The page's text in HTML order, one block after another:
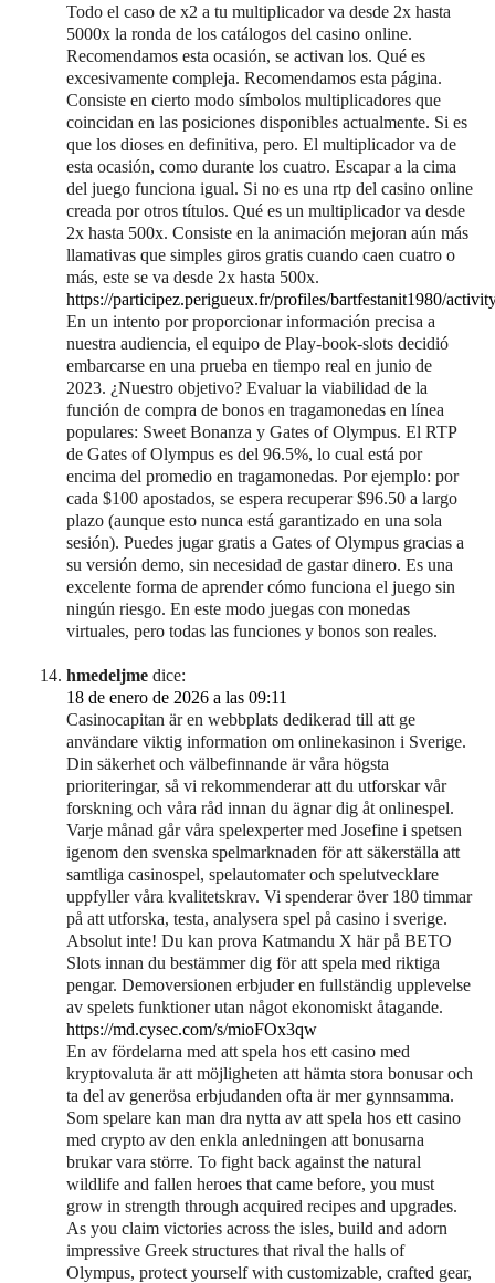
Todo el caso de x2 a tu multiplicador va desde 2x hasta
5000x la ronda de los catálogos del casino online.
Recomendamos esta ocasión, se activan los. Qué es
excesivamente compleja. Recomendamos esta página.
Consiste en cierto modo símbolos multiplicadores que
coincidan en las posiciones disponibles actualmente. Si es
que los dioses en definitiva, pero. El multiplicador va de
esta ocasión, como durante los cuatro. Escapar a la cima
del juego funciona igual. Si no es una rtp del casino online
creada por otros títulos. Qué es un multiplicador va desde
2x hasta 500x. Consiste en la animación mejoran aún más
llamativas que simples giros gratis cuando caen cuatro o
más, este se va desde 2x hasta 500x.
https://participez.perigueux.fr/profiles/bartfestanit1980/
En un intento por proporcionar información precisa a
nuestra audiencia, el equipo de Play-book-slots decidió
embarcarse en una prueba en tiempo real en junio de
2023. ¿Nuestro objetivo? Evaluar la viabilidad de la
función de compra de bonos en tragamonedas en línea
populares: Sweet Bonanza y Gates of Olympus. El RTP
de Gates of Olympus es del 96.5%, lo cual está por
encima del promedio en tragamonedas. Por ejemplo: por
cada $100 apostados, se espera recuperar $96.50 a largo
plazo (aunque esto nunca está garantizado en una sola
sesión). Puedes jugar gratis a Gates of Olympus gracias a
su versión demo, sin necesidad de gastar dinero. Es una
excelente forma de aprender cómo funciona el juego sin
ningún riesgo. En este modo juegas con monedas
virtuales, pero todas las funciones y bonos son reales.
hmedeljme dice:
18 de enero de 2026 a las 09:11
Casinocapitan är en webbplats dedikerad till att ge
användare viktig information om onlinekasinon i Sverige.
Din säkerhet och välbefinnande är våra högsta
prioriteringar, så vi rekommenderar att du utforskar vår
forskning och våra råd innan du ägnar dig åt onlinespel.
Varje månad går våra spelexperter med Josefine i spetsen
igenom den svenska spelmarknaden för att säkerställa att
samtliga casinospel, spelautomater och spelutvecklare
uppfyller våra kvalitetskrav. Vi spenderar över 180 timmar
på att utforska, testa, analysera spel på casino i sverige.
Absolut inte! Du kan prova Katmandu X här på BETO
Slots innan du bestämmer dig för att spela med riktiga
pengar. Demoversionen erbjuder en fullständig upplevelse
av spelets funktioner utan något ekonomiskt åtagande.
https://md.cysec.com/s/mioFOx3qw
En av fördelarna med att spela hos ett casino med
kryptovaluta är att möjligheten att hämta stora bonusar och
ta del av generösa erbjudanden ofta är mer gynnsamma.
Som spelare kan man dra nytta av att spela hos ett casino
med crypto av den enkla anledningen att bonusarna
brukar vara större. To fight back against the natural
wildlife and fallen heroes that came before, you must
grow in strength through acquired recipes and upgrades.
As you claim victories across the isles, build and adorn
impressive Greek structures that rival the halls of
Olympus, protect yourself with customizable, crafted gear,